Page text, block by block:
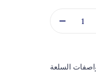
السلعة